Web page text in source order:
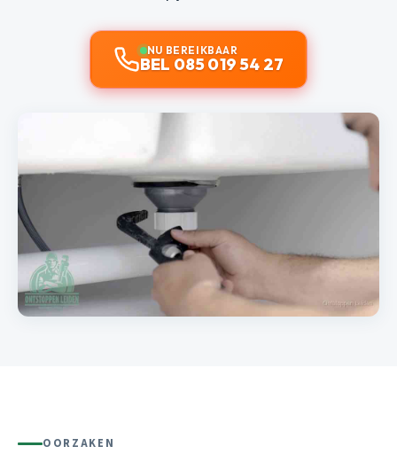
NU BEREIKBAAR
BEL 085 019 54 27
OORZAKEN